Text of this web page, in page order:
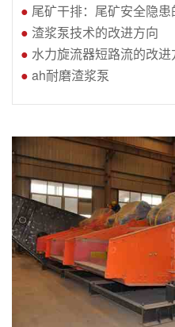
● 尾矿干排：尾矿安全隐
● 渣浆泵技术的改进方向
● 水力旋流器短路流的改进
● ah耐磨渣浆泵